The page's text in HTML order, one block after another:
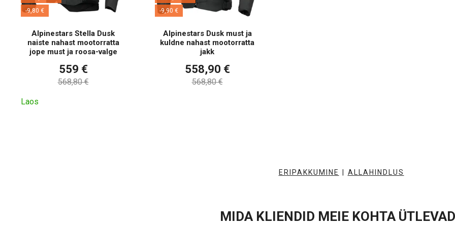
-9,80 €
Alpinestars Stella Dusk
naiste nahast mootorratta
jope must ja roosa-valge
559 €
568,80 €
Laos
-9,90 €
Alpinestars Dusk must ja
kuldne nahast mootorratta
jakk
558,90 €
568,80 €
ERIPAKKUMINE ALLAHINDLUS
MIDA KLIENDID MEIE KOHTA